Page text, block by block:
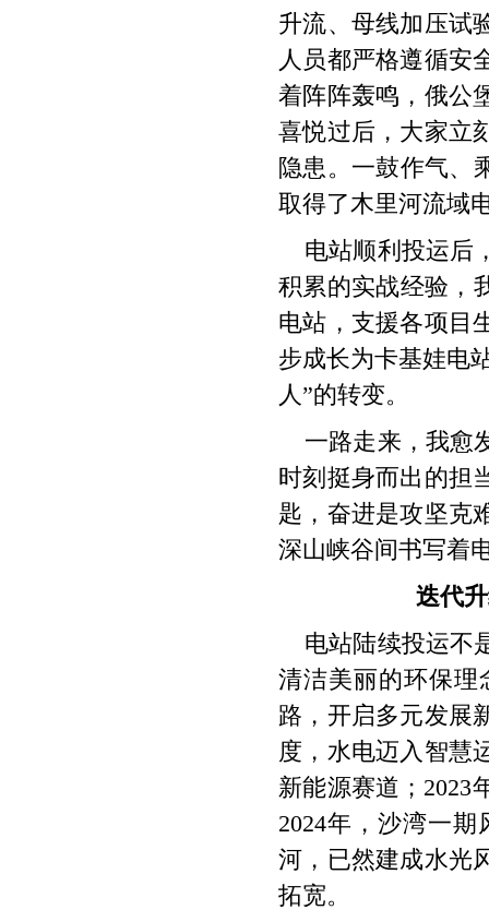
升流、母线加压试
人员都严格遵循安
着阵阵轰鸣，俄公
喜悦过后，大家立
隐患。一鼓作气、
取得了木里河流域
电站顺利投运后
积累的实战经验，
电站，支援各项目
步成长为卡基娃电
人”的转变。
一路走来，我愈
时刻挺身而出的担
匙，奋进是攻坚克
深山峡谷间书写着
迭代
电站陆续投运不
清洁美丽的环保理
路，开启多元发展
度，水电迈入智慧
新能源赛道；2023
2024年，沙湾一
河，已然建成水光
拓宽。